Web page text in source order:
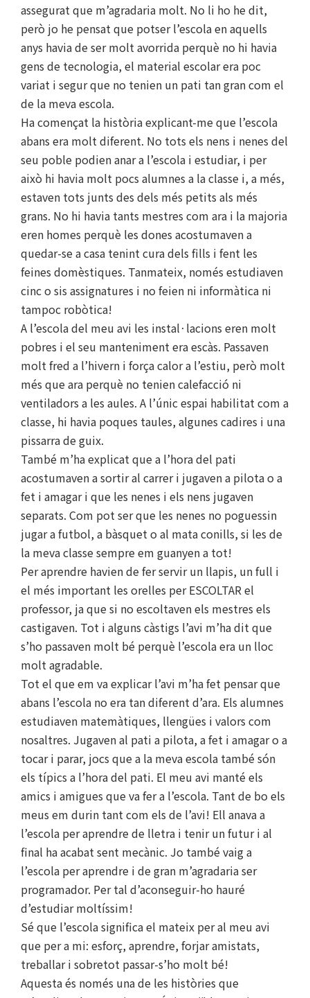
assegurat que m’agradaria molt. No li ho he dit,
però jo he pensat que potser l’escola en aquells
anys havia de ser molt avorrida perquè no hi havia
gens de tecnologia, el material escolar era poc
variat i segur que no tenien un pati tan gran com el
de la meva escola.
Ha començat la història explicant-me que l’escola
abans era molt diferent. No tots els nens i nenes del
seu poble podien anar a l’escola i estudiar, i per
això hi havia molt pocs alumnes a la classe i, a més,
estaven tots junts des dels més petits als més
grans. No hi havia tants mestres com ara i la majoria
eren homes perquè les dones acostumaven a
quedar-se a casa tenint cura dels fills i fent les
feines domèstiques. Tanmateix, només estudiaven
cinc o sis assignatures i no feien ni informàtica ni
tampoc robòtica!
A l’escola del meu avi les instal·lacions eren molt
pobres i el seu manteniment era escàs. Passaven
molt fred a l’hivern i força calor a l’estiu, però molt
més que ara perquè no tenien calefacció ni
ventiladors a les aules. A l’únic espai habilitat com a
classe, hi havia poques taules, algunes cadires i una
pissarra de guix.
També m’ha explicat que a l’hora del pati
acostumaven a sortir al carrer i jugaven a pilota o a
fet i amagar i que les nenes i els nens jugaven
separats. Com pot ser que les nenes no poguessin
jugar a futbol, a bàsquet o al mata conills, si les de
la meva classe sempre em guanyen a tot!
Per aprendre havien de fer servir un llapis, un full i
el més important les orelles per ESCOLTAR el
professor, ja que si no escoltaven els mestres els
castigaven. Tot i alguns càstigs l’avi m’ha dit que
s’ho passaven molt bé perquè l’escola era un lloc
molt agradable.
Tot el que em va explicar l’avi m’ha fet pensar que
abans l’escola no era tan diferent d’ara. Els alumnes
estudiaven matemàtiques, llengües i valors com
nosaltres. Jugaven al pati a pilota, a fet i amagar o a
tocar i parar, jocs que a la meva escola també són
els típics a l’hora del pati. El meu avi manté els
amics i amigues que va fer a l’escola. Tant de bo els
meus em durin tant com els de l’avi! Ell anava a
l’escola per aprendre de lletra i tenir un futur i al
final ha acabat sent mecànic. Jo també vaig a
l’escola per aprendre i de gran m’agradaria ser
programador. Per tal d’aconseguir-ho hauré
d’estudiar moltíssim!
Sé que l’escola significa el mateix per al meu avi
que per a mi: esforç, aprendre, forjar amistats,
treballar i sobretot passar-s’ho molt bé!
Aquesta és només una de les històries que